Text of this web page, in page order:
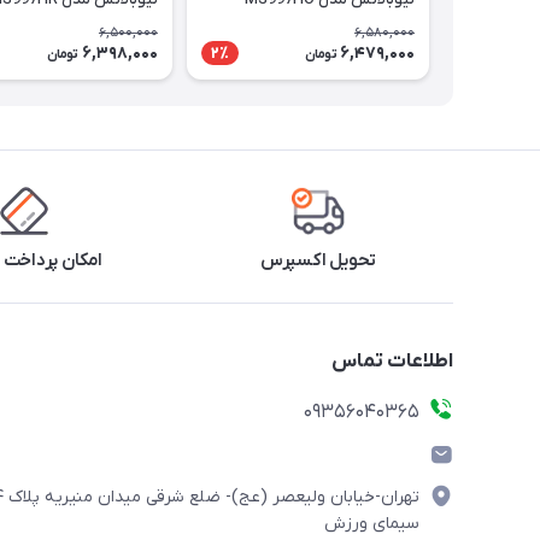
6,580,000
6,479,000 تومان 2٪
6,500,000
6,398,000 تومان
تحویل اکسپرس امکان
اطلاعات تماس
۰۹۳۵۶۰۴۰۳۶۵
تهران-خیابان
سیمای ورزش